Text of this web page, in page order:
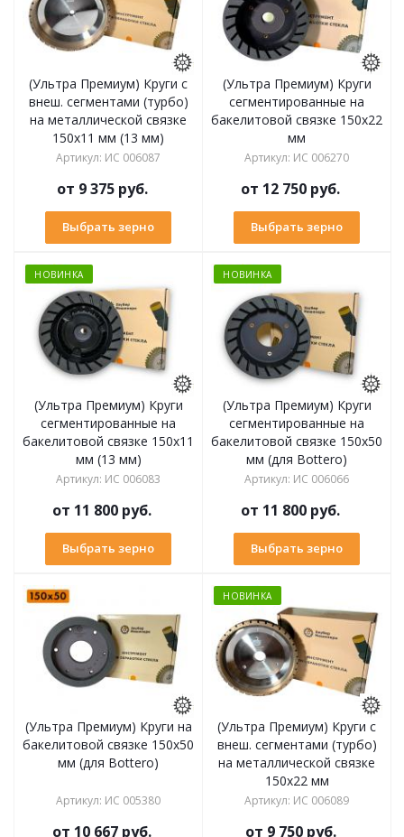
(Ультра Премиум) Круги с
внеш. сегментами (турбо)
на металлической связке
150х11 мм (13 мм)
Артикул: ИС 006087
от 9 375 руб.
Выбрать зерно
(Ультра Премиум) Круги
сегментированные на
бакелитовой связке 150х22
мм
Артикул: ИС 006270
от 12 750 руб.
Выбрать зерно
НОВИНКА
(Ультра Премиум) Круги
сегментированные на
бакелитовой связке 150х11
мм (13 мм)
Артикул: ИС 006083
от 11 800 руб.
Выбрать зерно
НОВИНКА
(Ультра Премиум) Круги
сегментированные на
бакелитовой связке 150х50
мм (для Bottero)
Артикул: ИС 006066
от 11 800 руб.
Выбрать зерно
(Ультра Премиум) Круги на
бакелитовой связке 150х50
мм (для Bottero)
Артикул: ИС 005380
от 10 667 руб.
НОВИНКА
(Ультра Премиум) Круги с
внеш. сегментами (турбо)
на металлической связке
150х22 мм
Артикул: ИС 006089
от 9 750 руб.